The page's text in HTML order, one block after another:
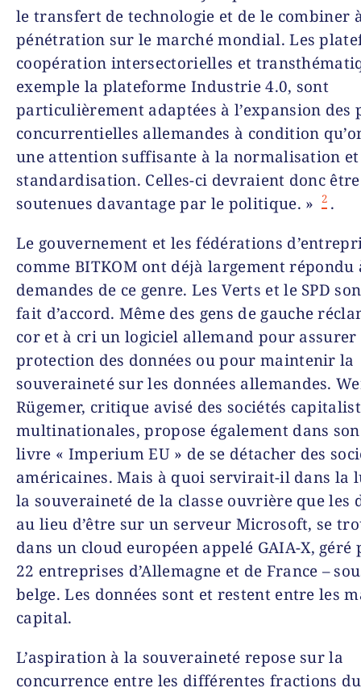
le transfert de technologie et de le combiner
pénétration sur le marché mondial. Les
coopération intersectorielles et
exemple la plateforme Industrie 4.0, sont
particulièrement adaptées à l’expansion des
concurrentielles allemandes à condition
une attention suffisante à la normalisation
standardisation. Celles-ci devraient donc être
soutenues davantage par le politique. »
2 .
Le gouvernement et les fédérations
comme BITKOM ont déjà largement répondu
demandes de ce genre. Les Verts et le SPD
fait d’accord. Même des gens de gauche
cor et à cri un logiciel allemand pour assurer
protection des données ou pour maintenir la
souveraineté sur les données allemandes.
Rügemer, critique avisé des sociétés
multinationales, propose également dans
livre « Imperium EU » de se détacher des
américaines. Mais à quoi servirait-il dans la
la souveraineté de la classe ouvrière que les
au lieu d’être sur un serveur Microsoft, se
dans un cloud européen appelé GAIA-X, géré
22 entreprises d’Allemagne et de France –
belge. Les données sont et restent entre les
capital.
L’aspiration à la souveraineté repose sur la
concurrence entre les différentes fractions